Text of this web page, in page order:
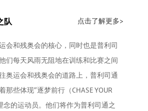
队 点击了解更多>
会和残奥会的核心，同时也是普利司
们每天风雨无阻地在训练和比赛之间
奥运会和残奥会的道路上，普利司通
那些体现“逐梦前行（CHASE YOUR
念的运动员。他们将作为普利司通之